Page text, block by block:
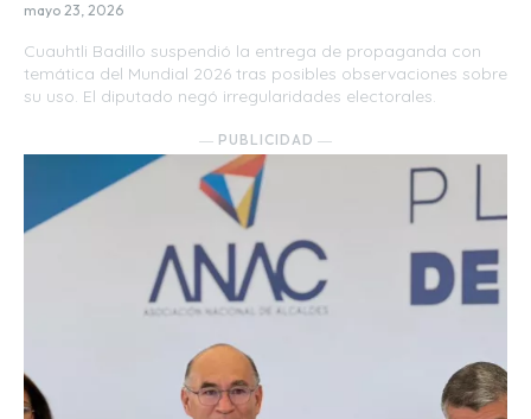
mayo 23, 2026
Cuauhtli Badillo suspendió la entrega de propaganda con
temática del Mundial 2026 tras posibles observaciones sobre
su uso. El diputado negó irregularidades electorales.
― PUBLICIDAD ―